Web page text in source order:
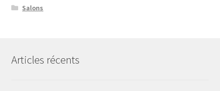
Salons
Articles récents